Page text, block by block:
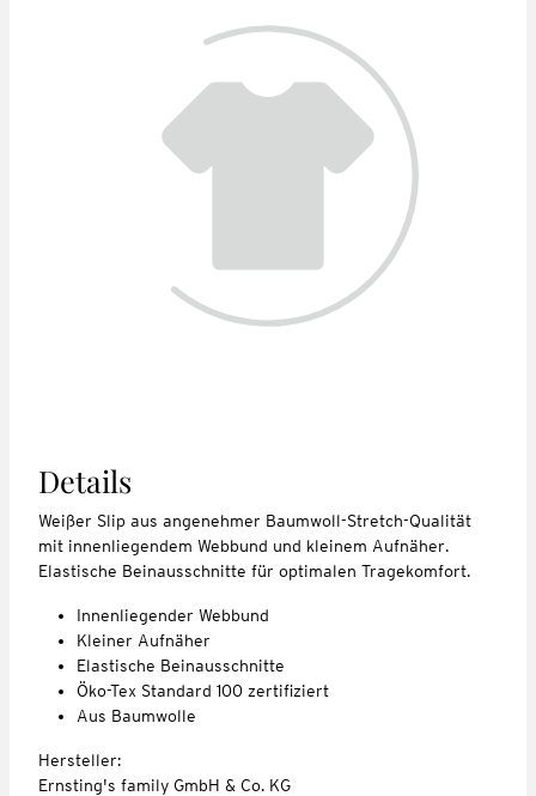
Details
Weißer Slip aus angenehmer Baumwoll-Stretch-Qualität
mit innenliegendem Webbund und kleinem Aufnäher.
Elastische Beinausschnitte für optimalen Tragekomfort.
Innenliegender Webbund
Kleiner Aufnäher
Elastische Beinausschnitte
Öko-Tex Standard 100 zertifiziert
Aus Baumwolle
Hersteller:
Ernsting's family GmbH & Co. KG